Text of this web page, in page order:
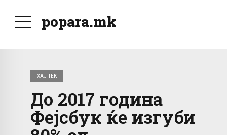
popara.mk
ХАЈ-ТЕК
До 2017 година
Фејсбук ќе изгуби